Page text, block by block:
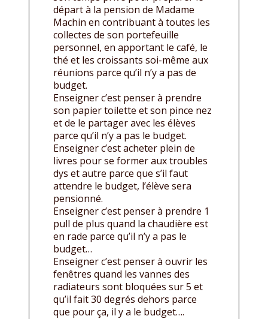
départ à la pension de Madame
Machin en contribuant à toutes les
collectes de son portefeuille
personnel, en apportant le café, le
thé et les croissants soi-même aux
réunions parce qu’il n’y a pas de
budget.
Enseigner c’est penser à prendre
son papier toilette et son pince nez
et de le partager avec les élèves
parce qu’il n’y a pas le budget.
Enseigner c’est acheter plein de
livres pour se former aux troubles
dys et autre parce que s’il faut
attendre le budget, l’élève sera
pensionné.
Enseigner c’est penser à prendre 1
pull de plus quand la chaudière est
en rade parce qu’il n’y a pas le
budget…
Enseigner c’est penser à ouvrir les
fenêtres quand les vannes des
radiateurs sont bloquées sur 5 et
qu’il fait 30 degrés dehors parce
que pour ça, il y a le budget….